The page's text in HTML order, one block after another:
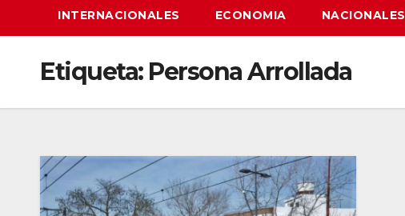
INTERNACIONALES ECONOMIA NACIONALES
Etiqueta: Persona Arrollada